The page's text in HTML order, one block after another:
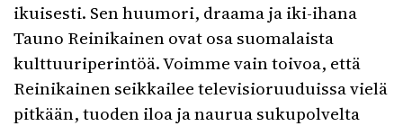
ikuisesti. Sen huumori, draama ja iki-ihana
Tauno Reinikainen ovat osa suomalaista
kulttuuriperintöä. Voimme vain toivoa, että
Reinikainen seikkailee televisioruuduissa vielä
pitkään, tuoden iloa ja naurua sukupolvelta